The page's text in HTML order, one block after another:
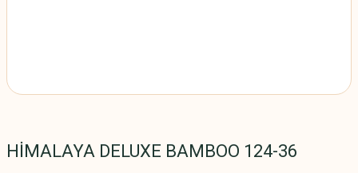
HİMALAYA DELUXE BAMBOO 124-36